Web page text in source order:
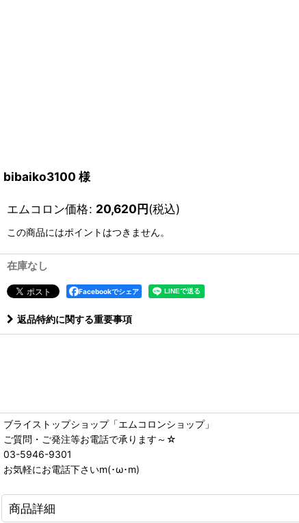
bibaiko3100 様
エムコロン価格: 20,620円(税込)
この商品にはポイントはつきません。
在庫なし
Facebookでシェア
返品特約に関する重要事項
ブライストップショップ「エムコロンショップ」
ご質問・ご発注等お電話で承ります～☆
03-5946-9301
お気軽にお電話下さいm(･ω･m)
商品詳細